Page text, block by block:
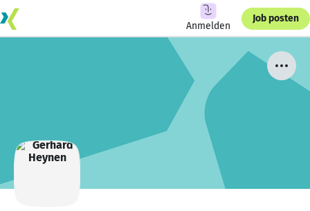
Anmelden
Job posten